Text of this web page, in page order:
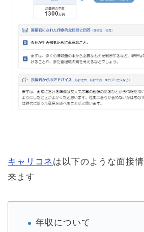
キャリコネは以下のような面接
来ます
年収について